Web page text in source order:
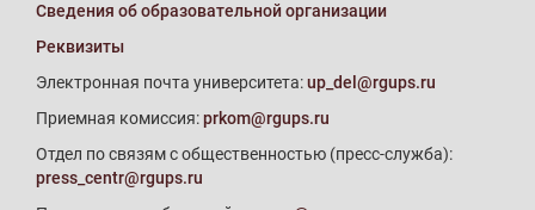
Сведения об образовательной организации
Реквизиты
Электронная почта университета:up_del@rgups.ru
Приемная комиссия:prkom@rgups.ru
Отдел по связям с общественностью (пресс-служба):
press_centr@rgups.ru